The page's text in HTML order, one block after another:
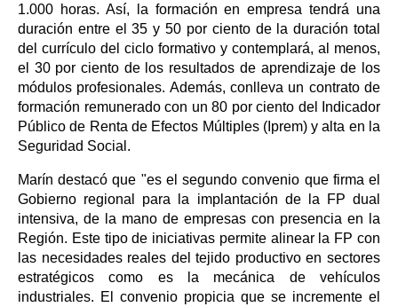
1.000 horas. Así, la formación en empresa tendrá una
duración entre el 35 y 50 por ciento de la duración total
del currículo del ciclo formativo y contemplará, al menos,
el 30 por ciento de los resultados de aprendizaje de los
módulos profesionales. Además, conlleva un contrato de
formación remunerado con un 80 por ciento del Indicador
Público de Renta de Efectos Múltiples (Iprem) y alta en la
Seguridad Social.
Marín destacó que "es el segundo convenio que firma el
Gobierno regional para la implantación de la FP dual
intensiva, de la mano de empresas con presencia en la
Región. Este tipo de iniciativas permite alinear la FP con
las necesidades reales del tejido productivo en sectores
estratégicos como es la mecánica de vehículos
industriales. El convenio propicia que se incremente el